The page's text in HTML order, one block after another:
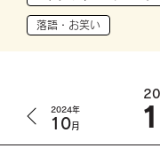
落語・お笑い
2024年
10月